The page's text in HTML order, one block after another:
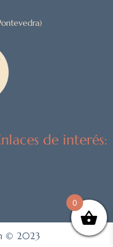
de interés:
© 2023
0